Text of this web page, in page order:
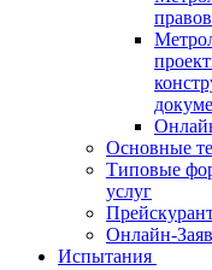
Основные
Типовые
услуг
Онлайн-
Испытания